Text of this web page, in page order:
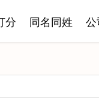
分 同名同姓 公